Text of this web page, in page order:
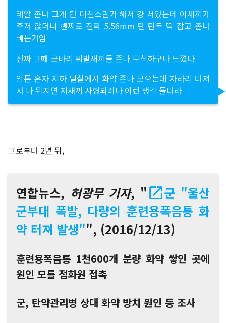
레알 존나 그게 뭔 미친소린가 해서 걍 서있는데 이새끼가
주저 앉더니 뺀찌로 진짜 5.56mm 탄 탄두 딱 잡고 존나
빼는거임
진짜 그때 군바리 씨발새끼들 존나 무식하구나 느꼈다
암튼 혼자 지하 밀실에서 화약 존나 모으는데 차라리 터져
서 나 뒤지면 저새끼 사형되려나 이런 생각 들더라
그로부터 2년 뒤,
연합뉴스, 허광무 기자, "
군 "울산
군부대 폭발, 다량의 훈련용폭음통 화
약 터져 발생"", (2016/12/13)
훈련용폭음통 1천600개 분량 화약 쌓인 곳에
원인 모를 점화원 접촉
군, 탄약관리병 상대 화약 방치 원인 등 조사